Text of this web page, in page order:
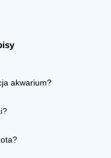
akwarium?